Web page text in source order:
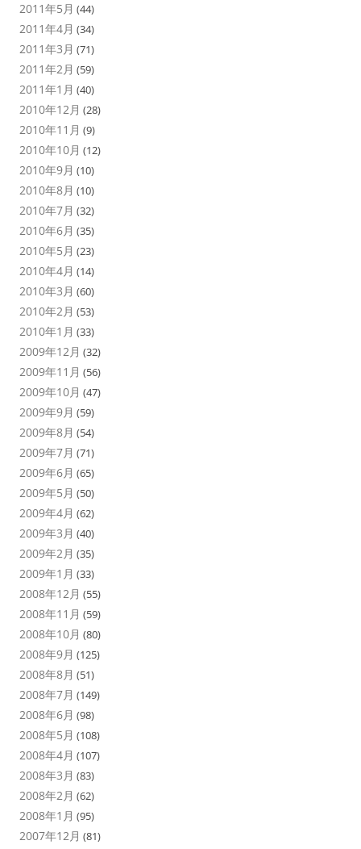
2011年5月 (44)
2011年4月 (34)
2011年3月 (71)
2011年2月 (59)
2011年1月 (40)
2010年12月 (28)
2010年11月 (9)
2010年10月 (12)
2010年9月 (10)
2010年8月 (10)
2010年7月 (32)
2010年6月 (35)
2010年5月 (23)
2010年4月 (14)
2010年3月 (60)
2010年2月 (53)
2010年1月 (33)
2009年12月 (32)
2009年11月 (56)
2009年10月 (47)
2009年9月 (59)
2009年8月 (54)
2009年7月 (71)
2009年6月 (65)
2009年5月 (50)
2009年4月 (62)
2009年3月 (40)
2009年2月 (35)
2009年1月 (33)
2008年12月 (55)
2008年11月 (59)
2008年10月 (80)
2008年9月 (125)
2008年8月 (51)
2008年7月 (149)
2008年6月 (98)
2008年5月 (108)
2008年4月 (107)
2008年3月 (83)
2008年2月 (62)
2008年1月 (95)
2007年12月 (81)